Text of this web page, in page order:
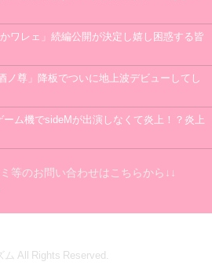
ワレェ」続編公開が決定し嬉し困惑する皆
ノ尊」降板でついに地上波デビューしてし
ーム機でsideMが出演しなくて炎上！？炎上
等のお問い合わせはこちらから↓↓
ム All Rights Reserved.